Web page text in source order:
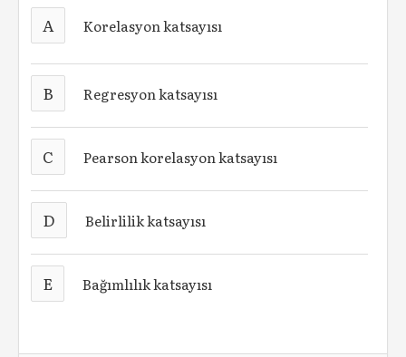
A Korelasyon katsayısı
B Regresyon katsayısı
C Pearson korelasyon katsayısı
D Belirlilik katsayısı
E Bağımlılık katsayısı